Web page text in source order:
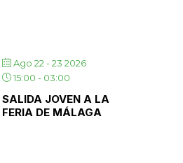
Ago 22 - 23 2026
15:00 - 03:00
SALIDA JOVEN A LA
FERIA DE MÁLAGA